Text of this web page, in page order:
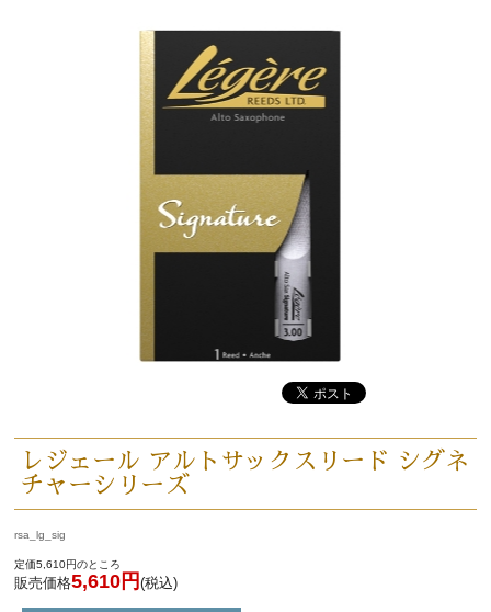
レジェール アルトサックスリード シグネ
チャーシリーズ
rsa_lg_sig
定価5,610円のところ
販売価格5,610円 (税込)